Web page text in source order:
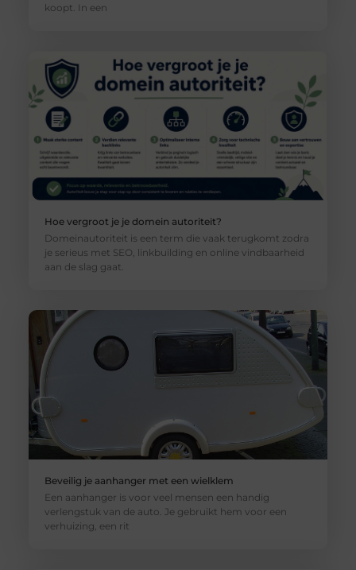
koopt. In een
Hoe vergroot je je domein autoriteit?
Domeinautoriteit is een term die vaak terugkomt zodra
je serieus met SEO, linkbuilding en online vindbaarheid
aan de slag gaat.
Beveilig je aanhanger met een wielklem
Een aanhanger is voor veel mensen een handig
verlengstuk van de auto. Je gebruikt hem voor een
verhuizing, een rit